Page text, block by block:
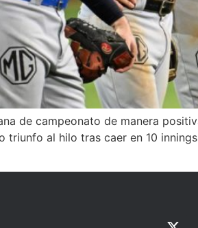
de campeonato de manera
triunfo al hilo tras caer en 10